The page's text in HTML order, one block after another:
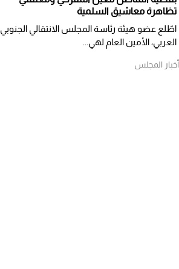
تظاهرة معاشيق السلمية
اطّلع عضو هيئة رئاسة المجلس الانتقالي الجنوبي
العربي، الأمين العام لهي...
أخبار المجلس